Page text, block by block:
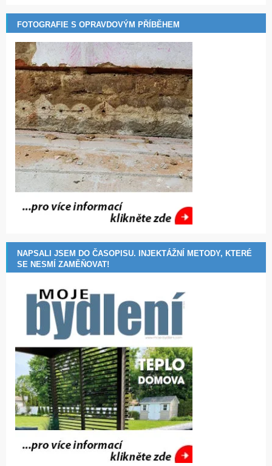
FOTOGRAFIE S OPRAVDOVÝM PŘÍBĚHEM
NAPSALI JSEM DO ČASOPISU. INJEKTÁŽNÍ METODY, KTERÉ
SE NESMÍ ZAMĚŇOVAT!